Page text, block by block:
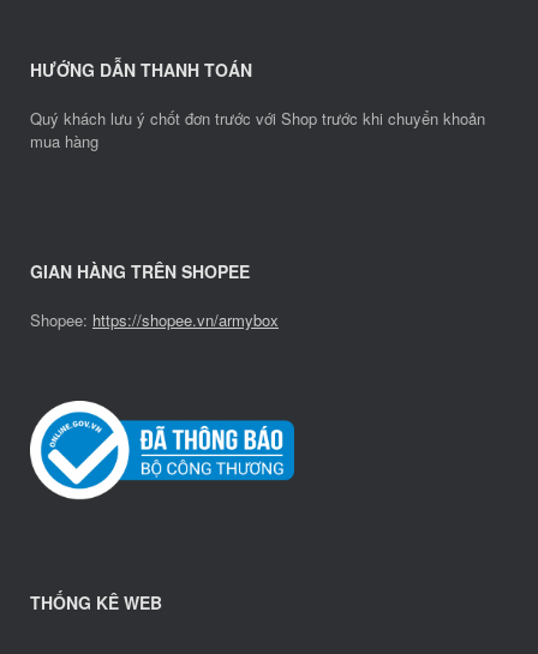
HƯỚNG DẪN THANH TOÁN
Quý khách lưu ý chốt đơn trước với Shop trước khi chuyển khoản
mua hàng
GIAN HÀNG TRÊN SHOPEE
Shopee: https://shopee.vn/armybox
THỐNG KÊ WEB